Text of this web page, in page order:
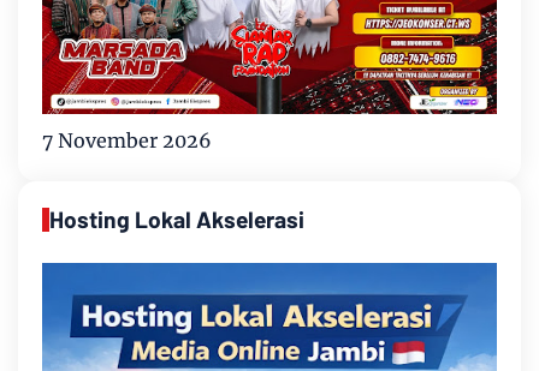
7 November 2026
Hosting Lokal Akselerasi